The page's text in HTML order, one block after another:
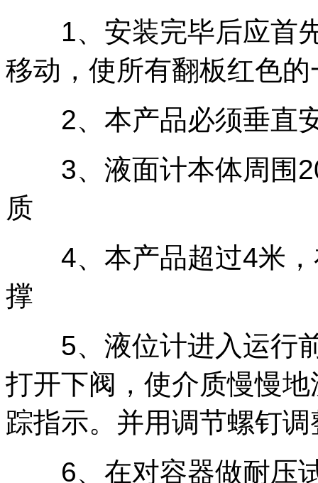
1、安装完毕后应首先
移动，使所有翻板红色
2、本产品必须垂直安
3、液面计本体周围
质
4、本产品超过4米，
撑
5、液位计进入运行前
打开下阀，使介质慢慢
踪指示。并用调节螺钉
6、在对容器做耐压试